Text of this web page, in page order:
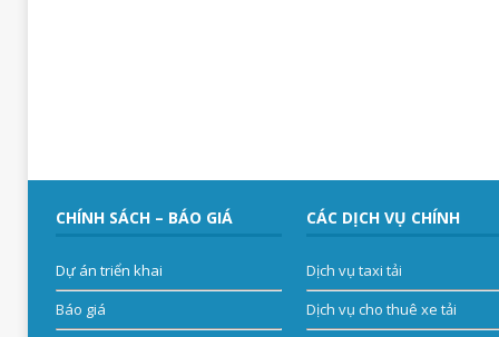
CHÍNH SÁCH – BÁO GIÁ
Dự án triển khai
Báo giá
CÁC DỊCH VỤ CHÍNH
Dịch vụ taxi tải
Dịch vụ cho thuê xe tải